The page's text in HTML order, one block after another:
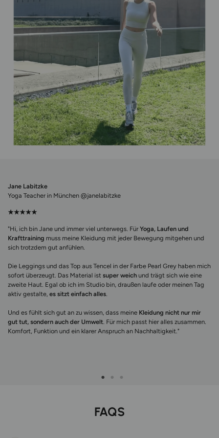
Jane Labitzke
Yoga Teacher in München @janelabitzke
★★★★★
"Hi, ich bin Jane und immer viel unterwegs. Für Yoga, Laufen und
Krafttraining muss meine Kleidung mit jeder Bewegung mitgehen und
sich trotzdem gut anfühlen.
Die Leggings und das Top aus Tencel in der Farbe Pearl Grey haben mich
sofort überzeugt. Das Material ist super weich und trägt sich wie eine
zweite Haut. Egal ob ich im Studio bin, draußen laufe oder meinen Tag
aktiv gestalte, es sitzt einfach alles.
Und es fühlt sich gut an zu wissen, dass meine Kleidung nicht nur mir
gut tut, sondern auch der Umwelt. Für mich passt hier alles zusammen.
Komfort, Funktion und ein klarer Anspruch an Nachhaltigkeit."
FAQS